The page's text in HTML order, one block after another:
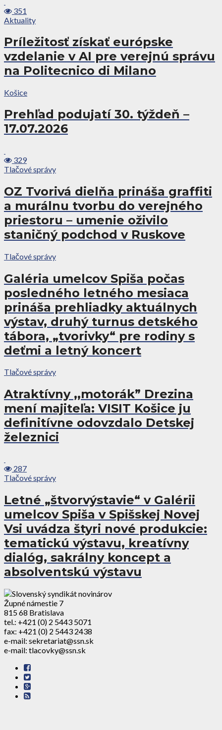
351
Aktuality
Príležitosť získať európske
vzdelanie v AI pre verejnú správu
na Politecnico di Milano
Košice
Prehľad podujatí 30. týždeň –
17.07.2026
329
Tlačové správy
OZ Tvorivá dielňa prináša graffiti
a murálnu tvorbu do verejného
priestoru – umenie oživilo
staničný podchod v Ruskove
Tlačové správy
Galéria umelcov Spiša počas
posledného letného mesiaca
prináša prehliadky aktuálnych
výstav, druhý turnus detského
tábora, „tvorivky“ pre rodiny s
deťmi a letný koncert
Tlačové správy
Atraktívny ,,motorák” Drezina
mení majiteľa: VISIT Košice ju
definitívne odovzdalo Detskej
železnici
287
Tlačové správy
Letné „štvorvýstavie“ v Galérii
umelcov Spiša v Spišskej Novej
Vsi uvádza štyri nové produkcie:
tematickú výstavu, kreatívny
dialóg, sakrálny koncept a
absolventskú výstavu
Župné námestie 7
815 68 Bratislava
tel.: +421 (0) 2 5443 5071
fax: +421 (0) 2 5443 2438
e-mail: sekretariat@ssn.sk
e-mail: tlacovky@ssn.sk